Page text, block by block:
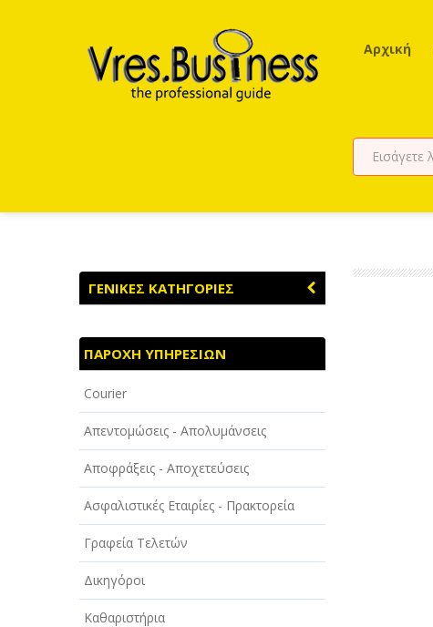
Αρχική
ΓΕΝΙΚΕΣ ΚΑΤΗΓΟΡΙΕΣ
ΑΓΡΟΤΙΚΑ - ΚΤΗΝΟΤΡΟΦΙΚΑ
ΑΘΛΗΤΙΣΜΟΣ
ΑΥΤΟΚΙΝΗΤΑ - ΜΗΧΑΝΕΣ - ΣΚΑΦΗ
ΔΙΑΣΚΕΔΑΣΗ - ΨΥΧΑΓΩΓΙΑ - ΤΕΧΝΕΣ
ΔΙΑΦΗΜΙΣΗ - ΜΜΕ
ΕΚΚΛΗΣΙΕΣ - ΦΙΛΑΝΘΡΩΠΙΚΑ
ΣΩΜΑΤΕΙΑ
ΕΚΠΑΙΔΕΥΣΗ - ΣΧΟΛΕΣ
ΕΜΠΟΡΙΟ - ΕΜΠΟΡΙΚΑ ΚΑΤΑΣΤΗΜΑΤΑ
ΠΑΡΟΧΗ ΥΠΗΡΕΣΙΩΝ
Courier
Απεντομώσεις - Απολυμάνσεις
Αποφράξεις - Αποχετεύσεις
Ασφαλιστικές Εταιρίες - Πρακτορεία
Γραφεία Τελετών
Δικηγόροι
Καθαριστήρια